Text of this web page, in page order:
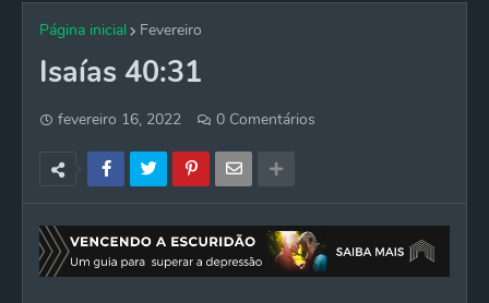
Página inicial Fevereiro
Isaías 40:31
fevereiro 16, 2022 0 Comentários